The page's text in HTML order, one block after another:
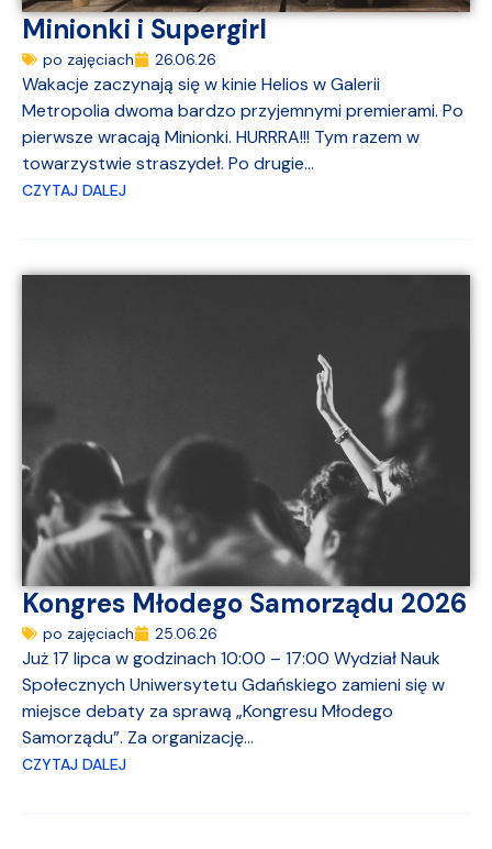
Minionki i Supergirl
po zajęciach 26.06.26
Wakacje zaczynają się w kinie Helios w Galerii
Metropolia dwoma bardzo przyjemnymi premierami. Po
pierwsze wracają Minionki. HURRRA!!! Tym razem w
towarzystwie straszydeł. Po drugie...
CZYTAJ DALEJ
Kongres Młodego Samorządu 2026
po zajęciach 25.06.26
Już 17 lipca w godzinach 10:00 – 17:00 Wydział Nauk
Społecznych Uniwersytetu Gdańskiego zamieni się w
miejsce debaty za sprawą „Kongresu Młodego
Samorządu”. Za organizację...
CZYTAJ DALEJ